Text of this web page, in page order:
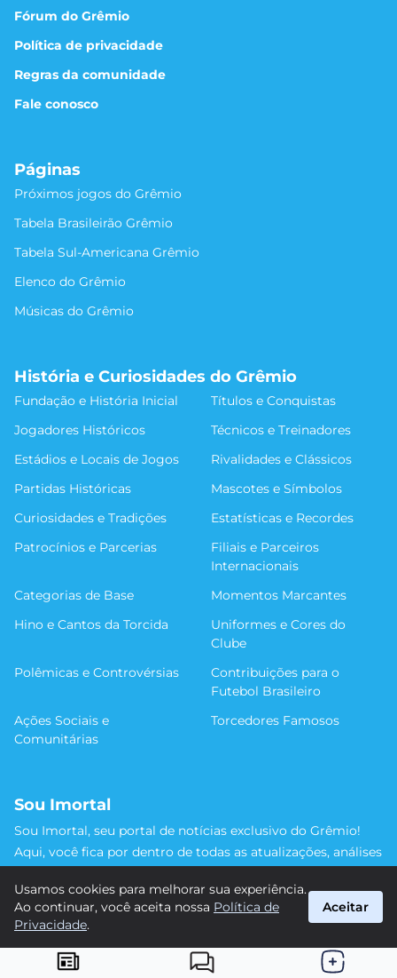
Fórum do Grêmio
Política de privacidade
Regras da comunidade
Fale conosco
Páginas
Próximos jogos do Grêmio
Tabela Brasileirão Grêmio
Tabela Sul-Americana Grêmio
Elenco do Grêmio
Músicas do Grêmio
História e Curiosidades do Grêmio
Fundação e História Inicial
Títulos e Conquistas
Jogadores Históricos
Técnicos e Treinadores
Estádios e Locais de Jogos
Rivalidades e Clássicos
Partidas Históricas
Mascotes e Símbolos
Curiosidades e Tradições
Estatísticas e Recordes
Patrocínios e Parcerias
Filiais e Parceiros
Internacionais
Categorias de Base
Momentos Marcantes
Hino e Cantos da Torcida
Uniformes e Cores do
Clube
Polêmicas e Controvérsias
Contribuições para o
Futebol Brasileiro
Ações Sociais e
Comunitárias
Torcedores Famosos
Sou Imortal
Sou Imortal, seu portal de notícias exclusivo do Grêmio!
Aqui, você fica por dentro de todas as atualizações, análises
detalhe da trajetória do nosso time rumo às vitórias!
#Grêmio #SouImortal
Usamos cookies para melhorar sua experiência.
Ao continuar, você aceita nossa Política de
Privacidade.
Aceitar